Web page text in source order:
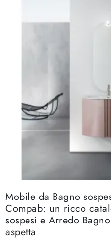
Mobile da Bagno
Compab: un ricco
sospesi e Arredo
aspetta